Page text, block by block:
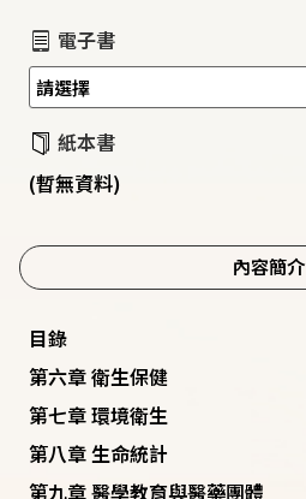
電子書
紙本書
(暫無資料)
內容簡介
目錄
第六章 衛生保健
第七章 環境衛生
第八章 生命統計
第九章 醫學教育與醫藥團體